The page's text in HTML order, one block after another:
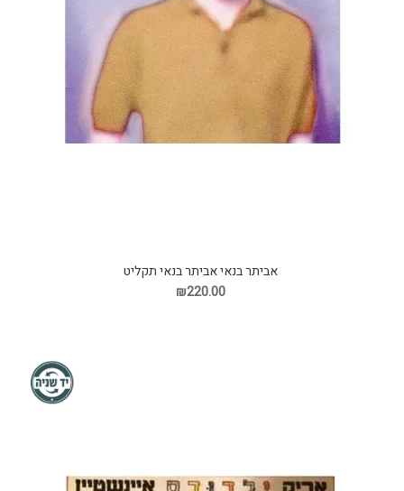
אביתר בנאי אביתר בנאי תקליט
₪220.00